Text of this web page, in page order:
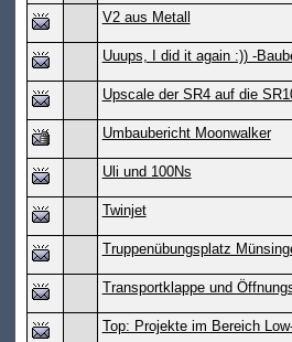
V2 aus Metall
Uuups, I did it again :)) -
Upscale der SR4 auf die
Umbaubericht Moonwalker
Uli und 100Ns
Twinjet
Truppenübungsplatz
Transportklappe und
Top: Projekte im Bereich